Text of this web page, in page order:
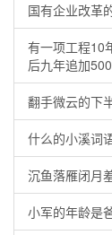
国有企业改革
有一项工程10
后九年追加
翻手微云的下
什么的小溪词
沉鱼落雁闭月
小军的年龄是